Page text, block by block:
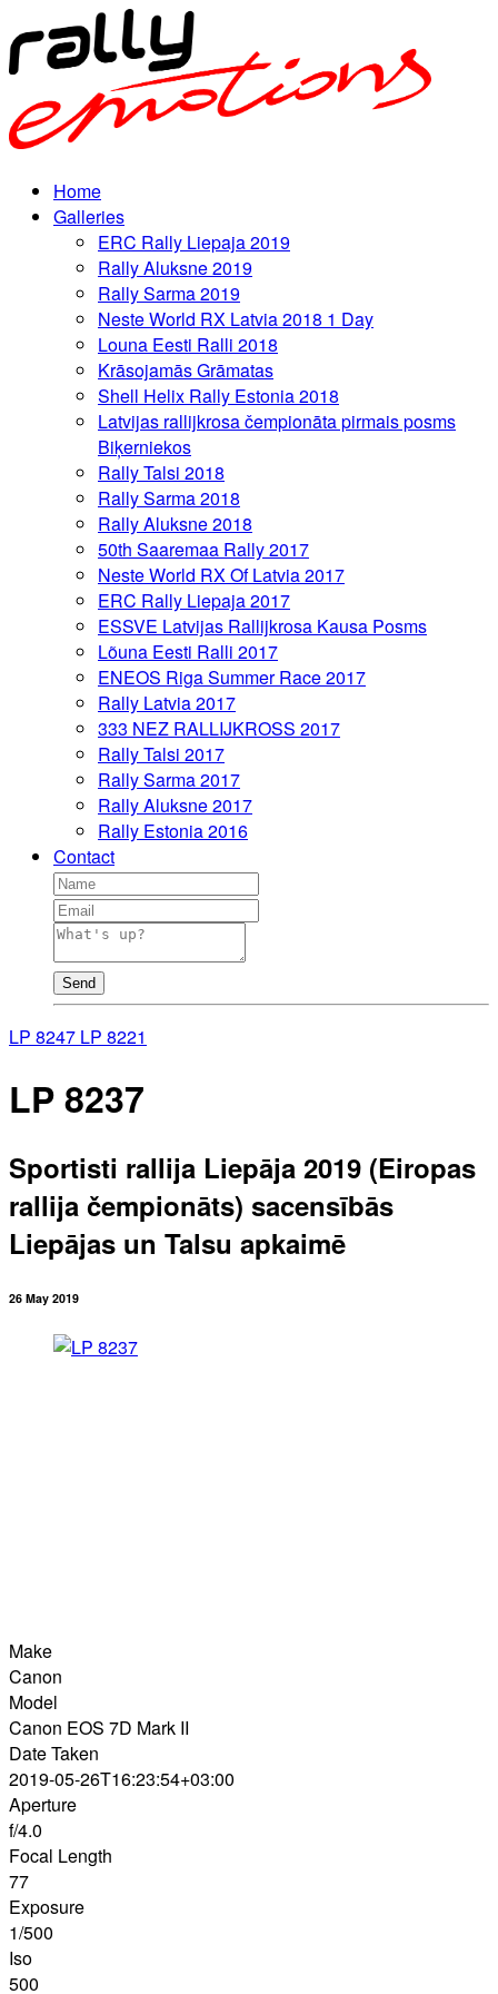
Home
Galleries
ERC Rally Liepaja 2019
Rally Aluksne 2019
Rally Sarma 2019
Neste World RX Latvia 2018 1 Day
Louna Eesti Ralli 2018
Krāsojamās Grāmatas
Shell Helix Rally Estonia 2018
Latvijas rallijkrosa čempionāta pirmais posms
Biķerniekos
Rally Talsi 2018
Rally Sarma 2018
Rally Aluksne 2018
50th Saaremaa Rally 2017
Neste World RX Of Latvia 2017
ERC Rally Liepaja 2017
ESSVE Latvijas Rallijkrosa Kausa Posms
Lõuna Eesti Ralli 2017
ENEOS Riga Summer Race 2017
Rally Latvia 2017
333 NEZ RALLIJKROSS 2017
Rally Talsi 2017
Rally Sarma 2017
Rally Aluksne 2017
Rally Estonia 2016
Contact
Send
LP 8247 LP 8221
LP 8237
Sportisti rallija Liepāja 2019 (Eiropas
rallija čempionāts) sacensībās
Liepājas un Talsu apkaimē
26 May 2019
Make
Canon
Model
Canon EOS 7D Mark II
Date Taken
2019-05-26T16:23:54+03:00
Aperture
f/4.0
Focal Length
77
Exposure
1/500
Iso
500